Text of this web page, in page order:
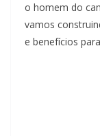
o homem do
vamos
e benefícios